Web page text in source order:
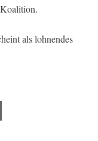
als lohnendes